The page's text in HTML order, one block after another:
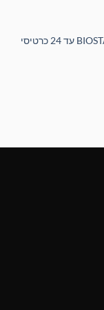
לוח אם איכותי BIOSTAR TB250-BTC עד 24 כרטיסי